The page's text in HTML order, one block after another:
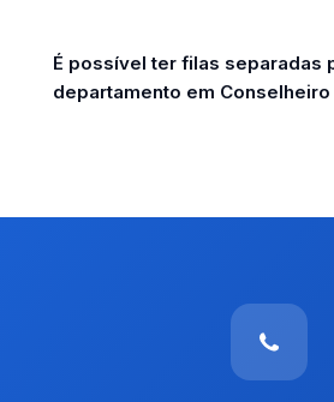
É possível ter filas separadas
departamento em